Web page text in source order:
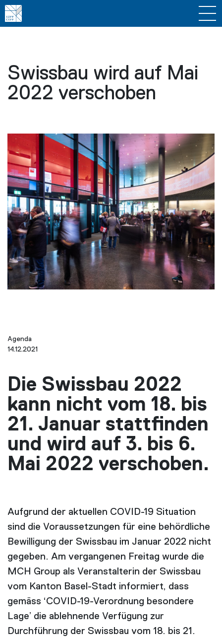
Swissbau wird auf Mai
2022 verschoben
Agenda
14.12.2021
Die Swissbau 2022
kann nicht vom 18. bis
21. Januar stattfinden
und wird auf 3. bis 6.
Mai 2022 verschoben.
Aufgrund der aktuellen COVID-19 Situation
sind die Voraussetzungen für eine behördliche
Bewilligung der Swissbau im Januar 2022 nicht
gegeben. Am vergangenen Freitag wurde die
MCH Group als Veranstalterin der Swissbau
vom Kanton Basel-Stadt informiert, dass
gemäss ‘COVID-19-Verordnung besondere
Lage’ die ablehnende Verfügung zur
Durchführung der Swissbau vom 18. bis 21.